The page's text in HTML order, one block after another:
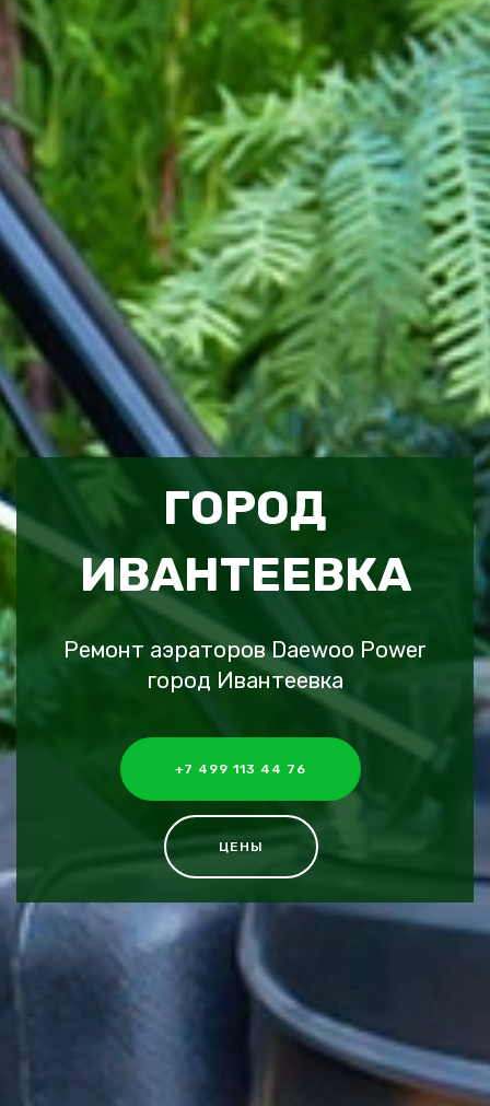
ГОРОД
ИВАНТЕЕВКА
Ремонт аэраторов Daewoo Power
город Ивантеевка
+7 499 113 44 76
ЦЕНЫ